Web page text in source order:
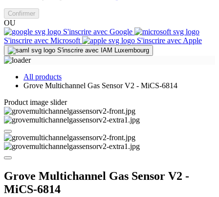
Confirmer
OU
S'inscrire avec Google
S'inscrire avec Microsoft
S'inscrire avec Apple
S'inscrire avec IAM Luxembourg
All products
Grove Multichannel Gas Sensor V2 - MiCS-6814
Product image slider
Grove Multichannel Gas Sensor V2 -
MiCS-6814